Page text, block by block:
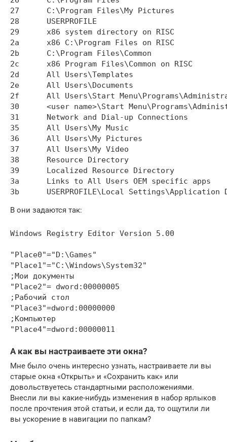
27	C:\Program Files\My Pictures
28	USERPROFILE
29	x86 system directory on RISC
2a	x86 C:\Program Files on RISC
2b	C:\Program Files\Common
2c	x86 Program Files\Common on RISC
2d	All Users\Templates
2e	All Users\Documents
2f	All Users\Start Menu\Programs\Administrative Tools
30	<user name>\Start Menu\Programs\Administrative Tools
31	Network and Dial-up Connections
35	All Users\My Music
36	All Users\My Pictures
37	All Users\My Video
38	Resource Directory
39	Localized Resource Directory
3a	Links to All Users OEM specific apps
В они задаются так:
Windows Registry Editor Version 5.00
"Place0"="D:\Games"
"Place1"="C:\Windows\System32"
;Мои документы
"Place2"= dword:00000005
;Рабочий стол
"Place3"=dword:00000000
;Компьютер
"Place4"=dword:00000011
А как вы настраиваете эти окна?
Мне было очень интересно узнать, настраиваете ли вы
старые окна «Открыть» и «Сохранить как» или
довольствуетесь стандартными расположениями.
Внесли ли вы какие-нибудь изменения в набор ярлыков
после прочтения этой статьи, и если да, то ощутили ли
вы ускорение в навигации по папкам?